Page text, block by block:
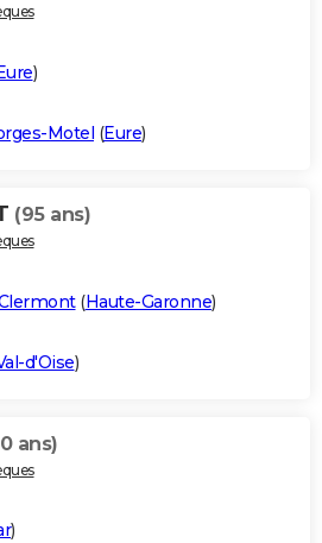
)
Motel (Eure)
(95 ans)
(Haute-Garonne)
d'Oise)
ans)
)